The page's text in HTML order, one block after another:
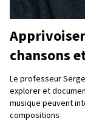
chansons
Le professeur
explorer et
musique peuvent
compositions